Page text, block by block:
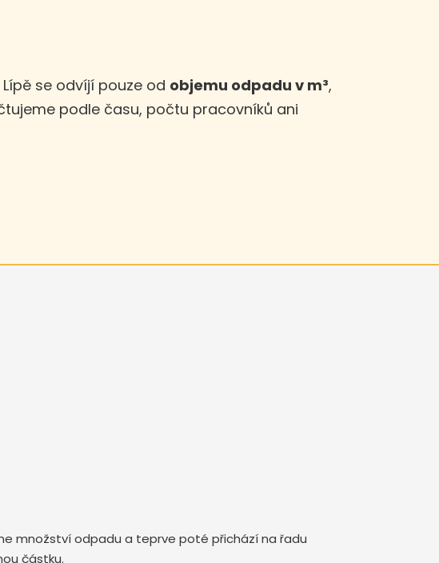
se odvíjí pouze od objemu odpadu v m³,
podle času, počtu pracovníků ani
množství odpadu a teprve poté přichází na řadu
částku.